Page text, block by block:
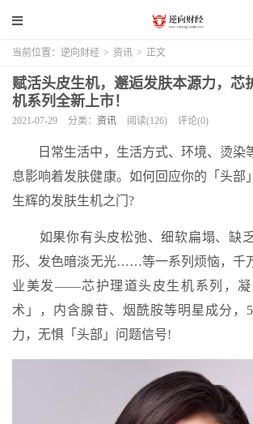
当前位置： 逆向财经 > 资讯 > 正文
赋活头皮生机，邂逅发肤本源力，芯
机系列全新上市！
2021-07-29 分类： 资讯 阅读(126) 评论(0)
日常生活中，生活方式、环境、烫染
息影响着发肤健康。如何回应你的「头部
生辉的发肤生机之门?
如果你有头皮松弛、细软扁塌、缺
形、发色暗淡无光……等一系列烦恼，千
业美发——芯护理道头皮生机系列，凝
术」，内含腺苷、烟酰胺等明星成分，
力，无惧「头部」问题信号!